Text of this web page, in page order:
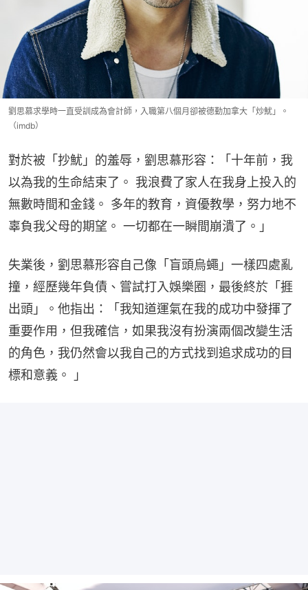
劉思慕求學時一直受訓成為會計師，入職第八個月卻被德勤加拿大「炒魷」。
（imdb）
對於被「抄魷」的羞辱，劉思慕形容：「十年前，我
以為我的生命結束了。 我浪費了家人在我身上投入的
無數時間和金錢。 多年的教育，資優教學，努力地不
辜負我父母的期望。 一切都在一瞬間崩潰了。」
失業後，劉思慕形容自己像「盲頭烏蠅」一樣四處亂
撞，經歷幾年負債、嘗試打入娛樂圈，最後終於「捱
出頭」。他指出：「我知道運氣在我的成功中發揮了
重要作用，但我確信，如果我沒有扮演兩個改變生活
的角色，我仍然會以我自己的方式找到追求成功的目
標和意義。 」